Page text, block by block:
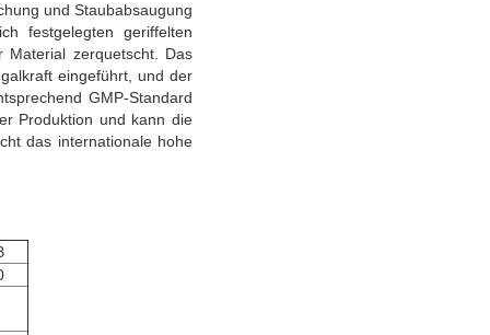
und Staubabsaugung
festgelegten geriffelten
Material zerquetscht. Das
eingeführt, und der
GMP-Standard
Produktion und kann die
das internationale hohe